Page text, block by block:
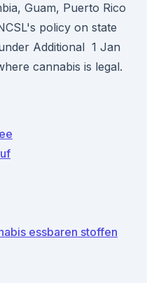
Guam, Puerto Rico
policy on state
Additional 1 Jan
cannabis is legal.
essbaren stoffen